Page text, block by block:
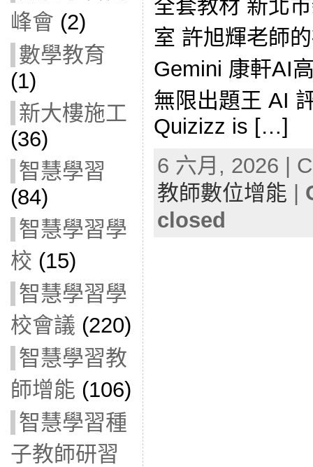
峰會 (2)
數學教育
(1)
新大樓施工
(36)
智慧學習
(84)
智慧學習學
校 (15)
智慧學習學
校會議 (220)
智慧學習教
師增能 (106)
智慧學習種
子教師研習
全套教材 新北
室 許旭輝老師
Gemini 康軒AI
無限出題王 AI
Quizizz is […]
6 六月, 2026 |
教師數位增能 |
closed